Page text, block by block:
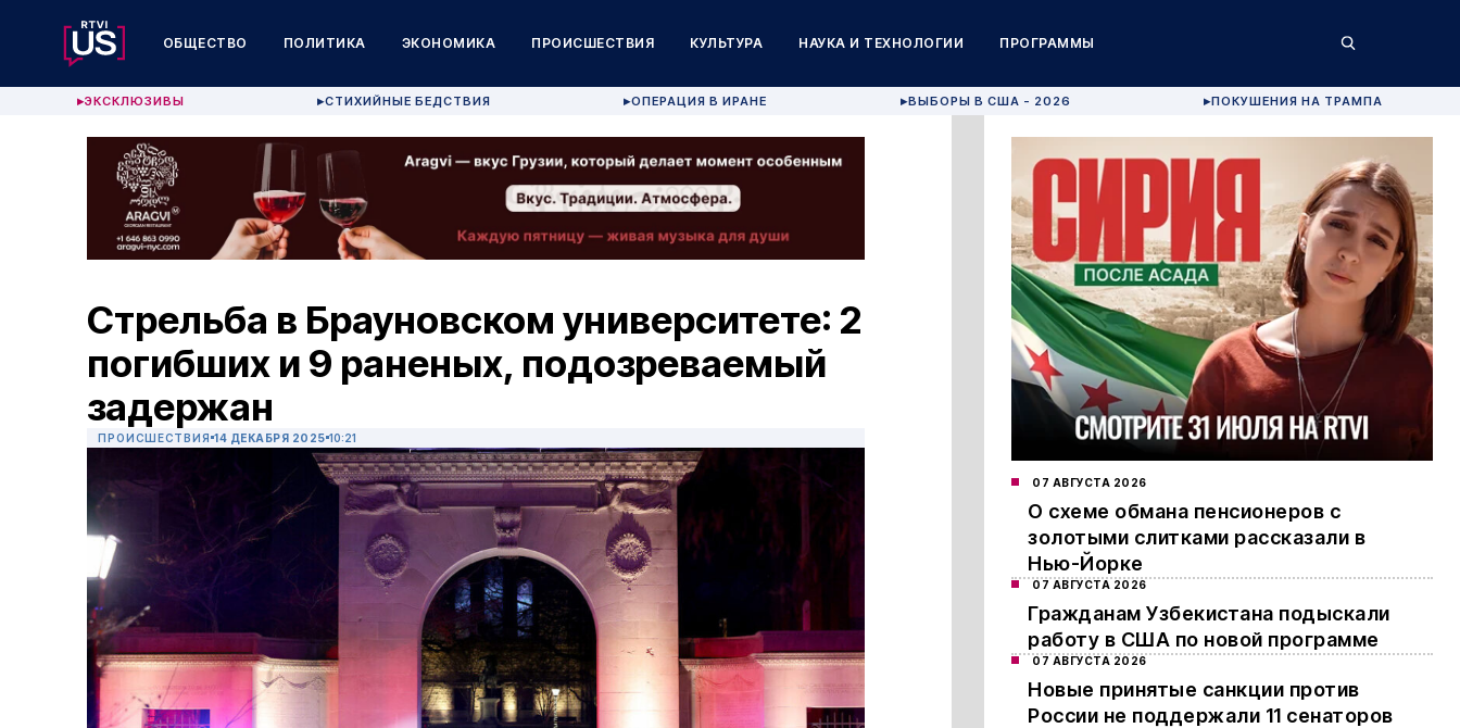
ОБЩЕСТВО ПОЛИТИКА ЭКОНОМИКА ПРОИСШЕСТВИЯ КУЛЬТУРА НАУКА И ТЕХНОЛОГИИ ПРОГРАММЫ
▶ЭКСКЛЮЗИВЫ ▶СТИХИЙНЫЕ БЕДСТВИЯ ▶ОПЕРАЦИЯ В ИРАНЕ ▶ВЫБОРЫ В США - 2026 ▶ПОКУШЕНИЯ НА ТРАМПА
Стрельба в Брауновском университете: 2
погибших и 9 раненых, подозреваемый
задержан
ПРОИСШЕСТВИЯ 14 ДЕКАБРЯ 2025 10:21
07 АВГУСТА 2026
О схеме обмана пенсионеров с
золотыми слитками рассказали в
Нью-Йорке
07 АВГУСТА 2026
Гражданам Узбекистана подыскали
работу в США по новой программе
07 АВГУСТА 2026
Новые принятые санкции против
России не поддержали 11 сенаторов